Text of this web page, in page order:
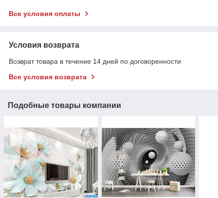
Все условия оплаты
Условия возврата
Возврат товара в течение 14 дней по договоренности
Все условия возврата
Подобные товары компании